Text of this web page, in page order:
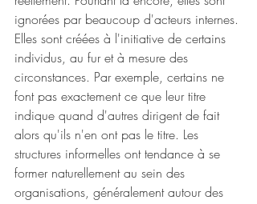
ignorées par beaucoup d'acteurs internes.
Elles sont créées à l'initiative de certains
individus, au fur et à mesure des
circonstances. Par exemple, certains ne
font pas exactement ce que leur titre
indique quand d'autres dirigent de fait
alors qu'ils n'en ont pas le titre. Les
structures informelles ont tendance à se
former naturellement au sein des
organisations, généralement autour des